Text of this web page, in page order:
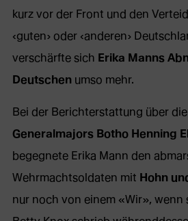
kurz vor der Front und den
‹guten› oder ‹anderen›
verschärfte sich Erika Manns
Deutschenumso mehr.
Bei der Berichterstattung über die
Generalmajors Botho Henning
begegnete Erika Mann den
Wehrmachtsoldaten mit Hohn
nur noch von einem «Wir», wenn